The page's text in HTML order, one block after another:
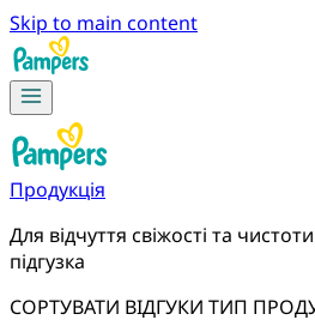
Skip to main content
Продукція
Для відчуття свіжості та
підгузка
СОРТУВАТИ ВІДГУКИ ТИП